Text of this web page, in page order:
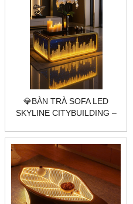
💎BÀN TRÀ SOFA LED
SKYLINE CITYBUILDING –
THÀNH PHỐ ÁNH VÀNG
SANG TRỌNG